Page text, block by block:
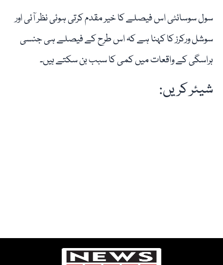
سول سوسائٹی اس فیصلے کا خیر مقدم کرتی ہوئی نظر آئی اور
سوشل ورکرز کا کہنا ہے کہ اس طرح کے فیصلے ہی جنسی
ہراسگی کے واقعات میں کمی کا سبب بن سکتے ہیں۔
شیئر کریں: